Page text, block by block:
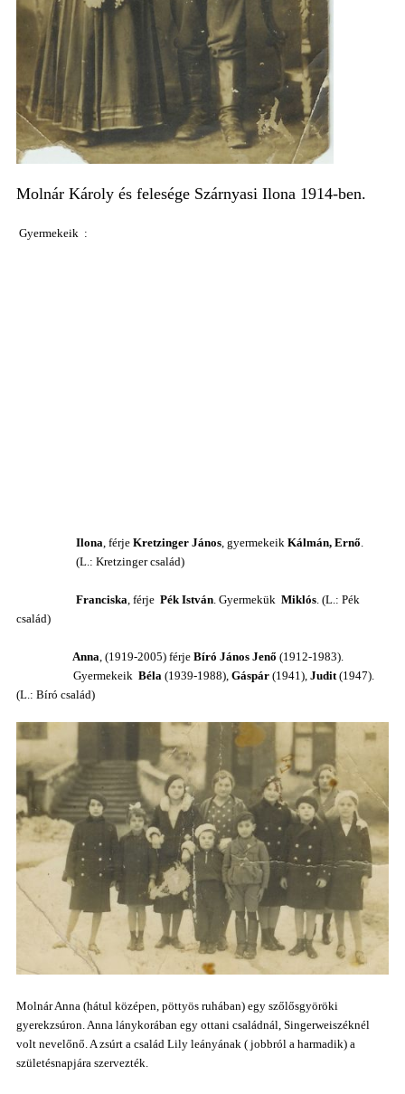
Molnár Károly és felesége Szárnyasi Ilona 1914-ben.
Gyermekeik :
Ilona , férje Kretzinger János , gyermekeik Kálmán, Ernő
(L.: Kretzinger család)
Franciska , férje Pék István . Gyermekük Miklós . (L.: Pék
család)
Anna , (1919-2005) férje Bíró János Jenő (1912-1983)
Gyermekeik Béla (1939-1988), Gáspár (1941), Judit (1947).
(L.: Bíró család)
Molnár Anna (hátul középen, pöttyös ruhában) egy szőlősgyöröki
gyerekzsúron. Anna lánykorában egy ottani családnál, Singerweiszéknél
volt nevelőnő.A zsúrt a család Lily leányának ( jobbról a harmadik) a
születésnapjára szervezték.